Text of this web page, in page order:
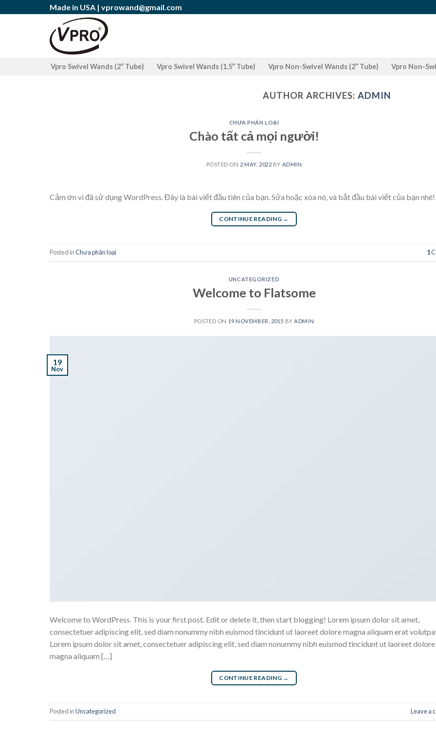
Made in USA | vprowand@gmail.com
Vpro Swivel Wands (2’’ Tube) Vpro Swivel Wands (1.5’’ Tube) Vpro Non-Swivel Wands (2’’ Tube) Vpro Non-
AUTHOR ARCHIVES:ADMIN
CHƯA PHÂN LOẠI
Chào tất cả mọi người!
POSTED ON 2 MAY, 2022 BY ADMIN
Cảm ơn vì đã sử dụng WordPress. Đây là bài viết đầu tiên của bạn. Sửa hoặc xóa nó, và bắt đầu bài viết của bạn nhé!
CONTINUE READING →
Posted inChưa phân loại 1
UNCATEGORIZED
Welcome to Flatsome
POSTED ON 19 NOVEMBER, 2015 BY ADMIN
19
Nov
Welcome to WordPress. This is your first post. Edit or delete it, then start blogging! Lorem ipsum dolor sit amet,
consectetuer adipiscing elit, sed diam nonummy nibh euismod tincidunt ut laoreet dolore magna aliquam erat
Lorem ipsum dolor sit amet, consectetuer adipiscing elit, sed diam nonummy nibh euismod tincidunt ut laoreet dolore
magna aliquam […]
CONTINUE READING →
Posted inUncategorized Leave a